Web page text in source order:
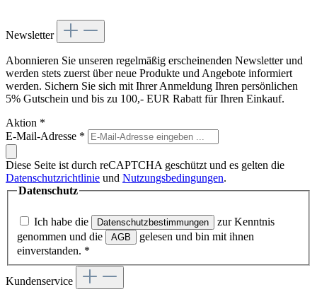
Newsletter
Abonnieren Sie unseren regelmäßig erscheinenden Newsletter und
werden stets zuerst über neue Produkte und Angebote informiert
werden. Sichern Sie sich mit Ihrer Anmeldung Ihren persönlichen
5% Gutschein und bis zu 100,- EUR Rabatt für Ihren Einkauf.
Aktion *
E-Mail-Adresse *
Diese Seite ist durch reCAPTCHA geschützt und es gelten die
Datenschutzrichtlinie und Nutzungsbedingungen.
Datenschutz
Ich habe die Datenschutzbestimmungen
zur Kenntnis
genommen und die
AGB
gelesen und bin mit ihnen
einverstanden. *
Kundenservice